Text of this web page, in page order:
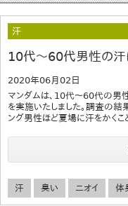
汗
10代～60代男性の汗
2020年06月02日
マンダムは、10代～60代の
を実施いたしました。調査の
ング男性ほど夏場に汗をかくこ
汗 臭い ニオイ 体